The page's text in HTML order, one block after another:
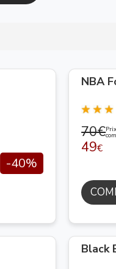
-40%
NBA
70€
49€
Black